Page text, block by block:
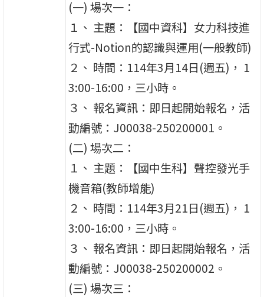
(一) 場次一：
１、 主題：【國中資科】女力科技進
行式-Notion的認識與運用(一般教師)
２、 時間：114年3月14日(週五)， 1
3:00-16:00，三小時。
３、 報名資訊：即日起開始報名，活
動編號：J00038-250200001。
(二) 場次二：
１、 主題：【國中生科】聲控發光手
機音箱(教師增能)
２、 時間：114年3月21日(週五)， 1
3:00-16:00，三小時。
３、 報名資訊：即日起開始報名，活
動編號：J00038-250200002。
(三) 場次三：